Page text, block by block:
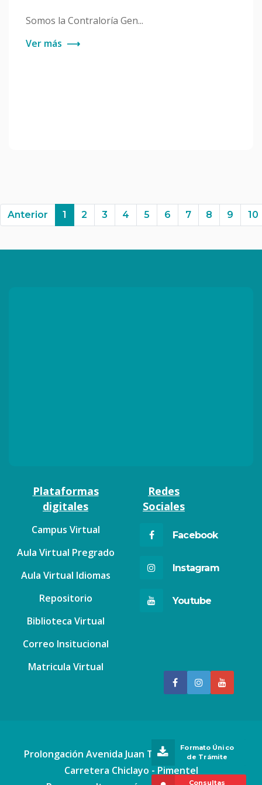
Somos la Contraloría Gen...
Ver más ⟶
Anterior Anterior
1 2 3 4 5 6 7 8 9 10
Formato Único
de Trámite
Consultas
Plataformas
digitales
Campus Virtual
Aula Virtual Pregrado
Aula Virtual Idiomas
Repositorio
Biblioteca Virtual
Correo Insitucional
Matricula Virtual
Redes
Sociales
Facebook
Instagram
Youtube
Prolongación Avenida Juan Tomis Stack Nº 2777
Carretera Chiclayo - Pimentel